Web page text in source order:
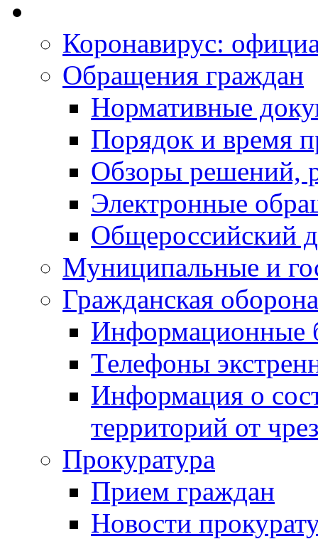
Коронавирус:
Обращения граждан
Нормативные
Порядок и время
Обзоры решений,
Электронные
Общероссийский
Муниципальные и
Гражданская
Информационные
Телефоны
Информация о
территорий от
Прокуратура
Прием граждан
Новости